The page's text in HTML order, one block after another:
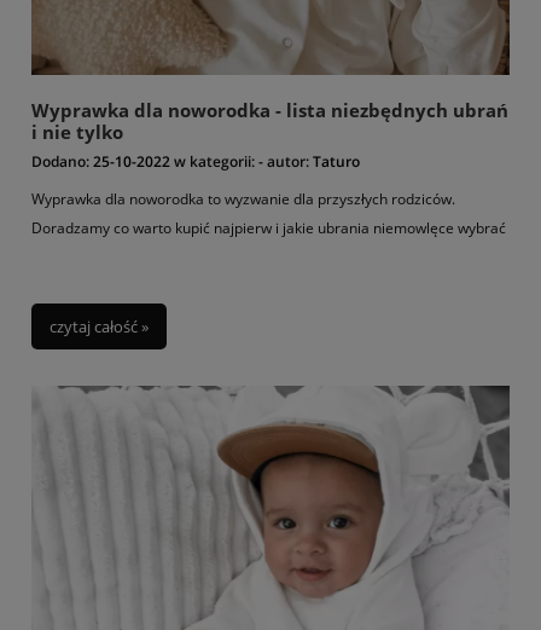
Wyprawka dla noworodka - lista niezbędnych ubrań
i nie tylko
Dodano:25-10-2022w kategorii:-autor:Taturo
Wyprawka dla noworodka to wyzwanie dla przyszłych rodziców.
Doradzamy co warto kupić najpierw i jakie ubrania niemowlęce wybrać
czytaj całość »